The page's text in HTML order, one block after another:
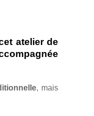
atelier de
, mais